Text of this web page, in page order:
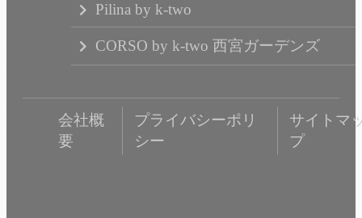
Pilina by k-two
CORSO by k-two 西宮ガーデンズ
会社概
要
プライバシーポリ
シー
サイトマ
プ